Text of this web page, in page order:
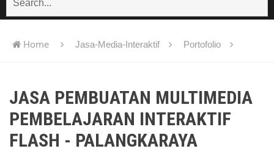
Home Jasa-Media-Interaktif Portofolio
JASA PEMBUATAN MULTIMEDIA
PEMBELAJARAN INTERAKTIF
FLASH - PALANGKARAYA